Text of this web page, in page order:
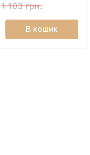
1 103 грн.
В кошик